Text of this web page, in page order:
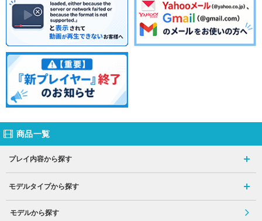
商品一覧
プレイ内容から探す
モデルタイプから探す
モデルから探す